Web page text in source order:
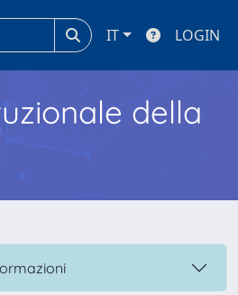
IT LOGIN
della